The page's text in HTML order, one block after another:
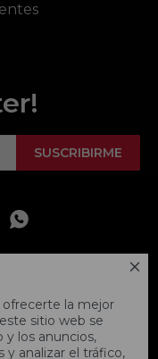

ofrecerte la mejor
sitio web se
y los anuncios,
y analizar el tráfico,
SUSCRIBIRME
